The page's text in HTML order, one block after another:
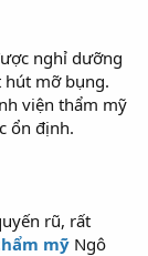
nghỉ dưỡng
hút mỡ bụng.
viện thẩm mỹ
ổn định.
rũ, rất
mỹ Ngô